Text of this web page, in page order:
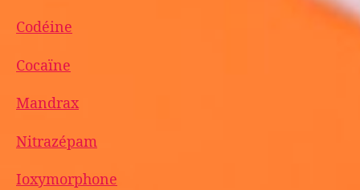
Codéine
Cocaïne
Mandrax
Nitrazépam
Ioxymorphone